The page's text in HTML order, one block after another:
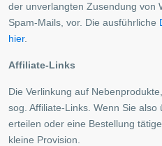
der unverlangten Zusendung von
Spam-Mails, vor. Die ausführliche
hier.
Affiliate-Links
Die Verlinkung auf
sog. Affiliate-Links. Wenn Sie
erteilen oder eine Bestellung
kleine Provision.